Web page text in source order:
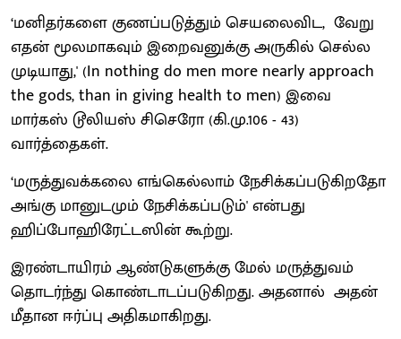
‘மனிதர்களை குணப்படுத்தும் செயலைவிட, வேறு
எதன் மூலமாகவும் இறைவனுக்கு அருகில் செல்ல
முடியாது,' (In nothing do men more nearly approach
the gods, than in giving health to men) இவை
மார்கஸ் டூலியஸ் சிசெரோ (கி.மு.106 - 43)
வார்த்தைகள்.
‘மருத்துவக்கலை எங்கெல்லாம் நேசிக்கப்படுகிறதோ
அங்கு மானுடமும் நேசிக்கப்படும்' என்பது
ஹிப்போஹிரேட்டஸின் கூற்று.
இரண்டாயிரம் ஆண்டுகளுக்கு மேல் மருத்துவம்
தொடர்ந்து கொண்டாடப்படுகிறது. அதனால் அதன்
மீதான ஈர்ப்பு அதிகமாகிறது.